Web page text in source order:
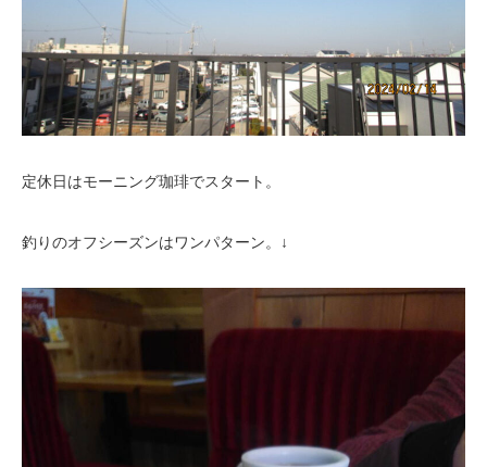
定休日はモーニング珈琲でスタート。
釣りのオフシーズンはワンパターン。↓